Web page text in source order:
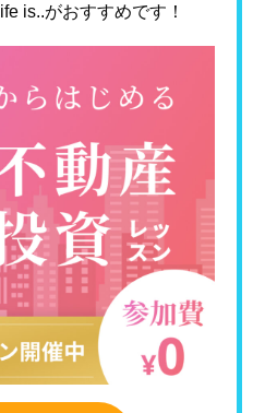
is..がおすすめです！